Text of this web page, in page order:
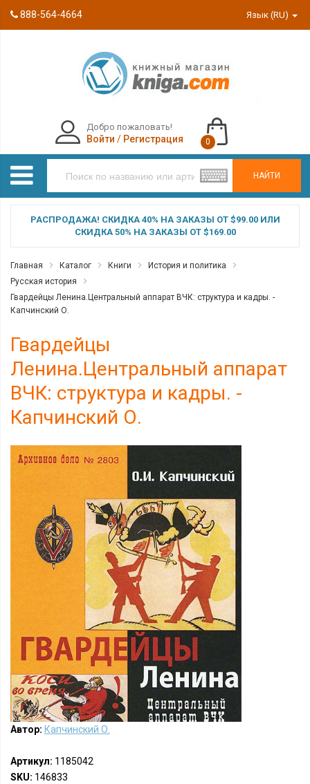
888-564-4664 Язык (RU)
НАЙТИ
Добро пожаловать!
Войти / Регистрация 0
РАСПРОДАЖА! СКИДКА 40% НА ЗАКАЗЫ ОТ $99.00 ИЛИ
СКИДКА 50% НА ЗАКАЗЫ ОТ $169.00
Главная Каталог Книги
История и политика
Русская история
Гвардейцы Ленина.Центральный аппарат ВЧК: структура и кадры. -
Капчинский О.
Гвардейцы
Ленина.Центральный аппарат
ВЧК: структура и кадры. -
Капчинский О.
Автор: Капчинский О.
Артикул: 1185042
SKU: 146833